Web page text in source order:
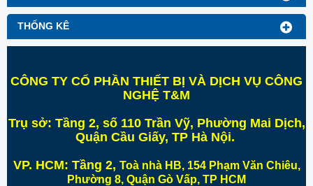
THỐNG KÊ
CÔNG TY CỔ PHẦN THIẾT BỊ VÀ DỊCH VỤ CÔNG
NGHỆ T&M
Trụ sở: Tầng 2, số 110 Trần Vỹ, Phường Mai Dịch,
Quận Cầu Giấy, TP Hà Nội.
VP. HCM: Tầng 2, Toà nhà HB, 154 Phạm Văn Chiêu,
Phường 8, Quận Gò Vấp, TP HCM